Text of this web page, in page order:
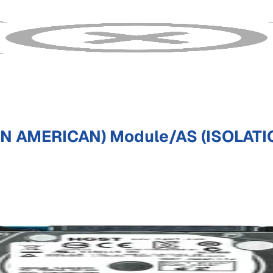
AMERICAN) Module/AS